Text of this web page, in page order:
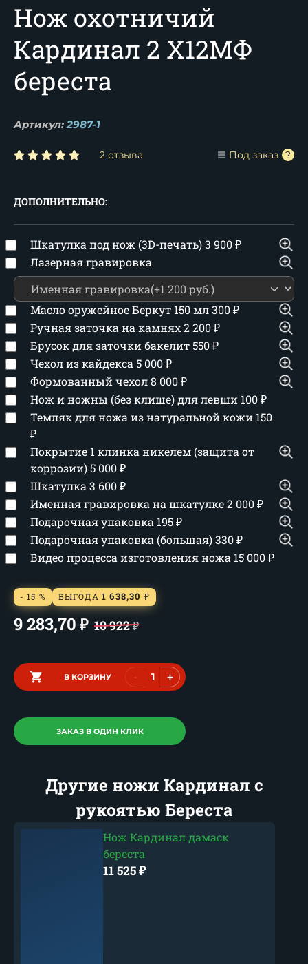
Нож охотничий
Кардинал 2 Х12МФ
береста
Артикул: 2987-1
2 отзыва Под заказ
ДОПОЛНИТЕЛЬНО:
Шкатулка под нож (3D-печать)3 900₽
Лазерная гравировка
Масло оружейное Беркут 150 мл300₽
Ручная заточка на камнях2 200₽
Брусок для заточки бакелит550₽
Чехол из кайдекса 5 000₽
Формованный чехол8 000₽
Нож и ножны (без клише) для левши 100₽
Темляк для ножа из натуральной кожи 150
₽
Покрытие 1 клинка никелем (защита от
коррозии)5 000₽
Шкатулка 3 600₽
Именная гравировка на шкатулке2 000₽
Подарочная упаковка 195₽
Подарочная упаковка (большая)330₽
Видео процесса изготовления ножа 15 000₽
- 15 % ВЫГОДА 1 638,30 ₽
9 283,70 ₽ 10 922₽
В КОРЗИНУ - +
ЗАКАЗ В ОДИН КЛИК
Другие ножи Кардинал с
рукоятью Береста
Нож Кардинал дамаск
береста
11 525₽